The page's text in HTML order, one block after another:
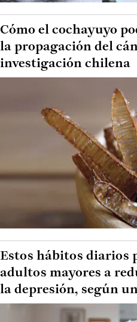
Cómo el cochayuyo
la propagación del
investigación chilena
Estos hábitos diarios
adultos mayores a
la depresión, según